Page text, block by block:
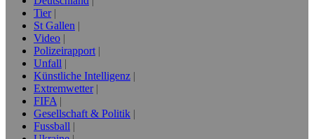
Tier
St Gallen
Video
Polizeirapport
Unfall
Künstliche Intelligenz
Extremwetter
FIFA
Gesellschaft & Politik
Fussball